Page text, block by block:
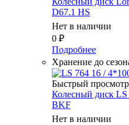
D67.1 HS
Нет в наличии
0 ₽
Подробнее
Хранение до
Быстрый просмотр
Колесный диск
BKF
Нет в наличии